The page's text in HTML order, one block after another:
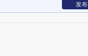
发布